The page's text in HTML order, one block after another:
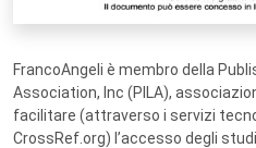
FrancoAngeli è membro della
Association, Inc (PILA),
facilitare (attraverso i servizi
CrossRef.org) l’accesso degli